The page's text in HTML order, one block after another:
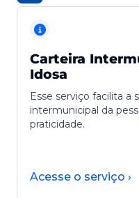
Carteira
Idosa
Esse serviço facilita a
intermunicipal da
praticidade.
Acesse o serviço ›